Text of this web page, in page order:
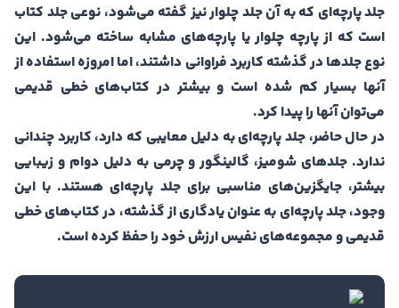
جلد پارچه‌ای که به آن جلد چلوار نیز گفته می‌شود، نوعی جلد کتاب
است که از پارچه چلوار یا پارچه‌های مشابه ساخته می‌شود. این
نوع جلدها در گذشته کاربرد فراوانی داشتند، اما امروزه استفاده از
آنها بسیار کم شده است و بیشتر در کتاب‌های خطی قدیمی
می‌توان آنها را پیدا کرد.
در حال حاضر، جلد پارچه‌ای به دلیل معایبی که دارد، کاربرد چندانی
ندارد. جلدهای شومیز، گالینگور و چرمی به دلیل دوام و زیبایی
بیشتر، جایگزین‌های مناسبی برای جلد پارچه‌ای هستند. با این
وجود، جلد پارچه‌ای به عنوان یادگاری از گذشته، در کتاب‌های خطی
قدیمی و مجموعه‌های نفیس ارزش خود را حفظ کرده است.